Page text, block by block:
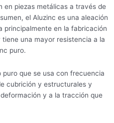
en piezas metálicas a través de
el Aluzinc es una aleación
principalmente en la fabricación
una mayor resistencia a la
puro.
que se usa con frecuencia
cubrición y estructurales y
y a la tracción que